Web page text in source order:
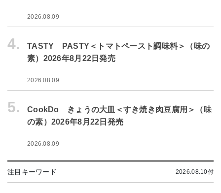
2026.08.09
4.
TASTY PASTY＜トマトペースト調味料＞（味の
素）2026年8月22日発売
2026.08.09
5.
CookDo きょうの大皿＜すき焼き肉豆腐用＞（味
の素）2026年8月22日発売
2026.08.09
注目キーワード 2026.08.10付